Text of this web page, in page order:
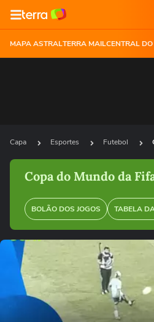
MAPA ASTRALTERRA MAILCENTRAL
Capa Esportes Futebol
Copa do Mundo da
BOLÃO DOS JOGOS TABELA
Ops!
Não foi possível
Tentar